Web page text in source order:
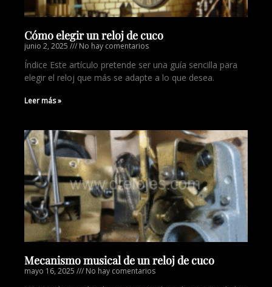
Cómo elegir un reloj de cuco
junio 2, 2025 No hay comentarios
Índice Este artículo pretende ser una guía sencilla para
elegir el reloj que más se adapte a lo que desea.
Leer más »
Mecanismo musical de un reloj de cuco
mayo 16, 2025 No hay comentarios